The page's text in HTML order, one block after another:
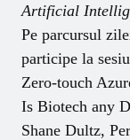
Artificial
Pe parcursul
participe la
Zero-touch
Is Biotech any
Shane Dultz,